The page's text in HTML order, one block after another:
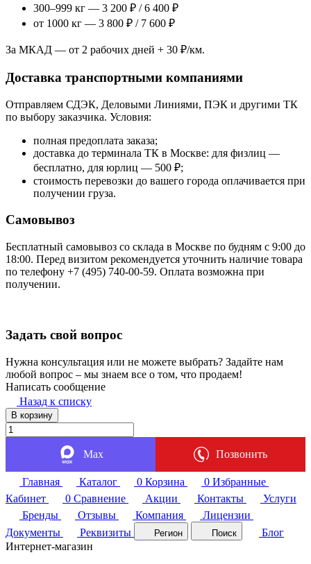
300–999 кг — 3 200 ₽ / 6 400 ₽
от 1000 кг — 3 800 ₽ / 7 600 ₽
За МКАД — от 2 рабочих дней + 30 ₽/км.
Доставка транспортными компаниями
Отправляем СДЭК, Деловыми Линиями, ПЭК и другими ТК
по выбору заказчика. Условия:
полная предоплата заказа;
доставка до терминала ТК в Москве: для физлиц —
бесплатно, для юрлиц — 500 ₽;
стоимость перевозки до вашего города оплачивается при
получении груза.
Самовывоз
Бесплатный самовывоз со склада в Москве по будням с 9:00 до
18:00. Перед визитом рекомендуется уточнить наличие товара
по телефону +7 (495) 740-00-59. Оплата возможна при
получении.
Задать свой вопрос
Нужна консультация или не можете выбрать? Задайте нам
любой вопрос – мы знаем все о том, что продаем!
Написать сообщение
Назад к списку
В корзину
Max Позвонить
Главная Каталог 0 Корзина 0 Избранные
Кабинет
0 Сравнение Акции Контакты
Услуги
Бренды
Отзывы Компания
Лицензии
Документы
Реквизиты Регион Поиск
Блог
Интернет-магазин